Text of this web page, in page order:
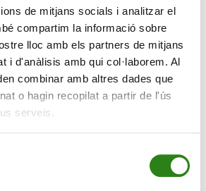
de mitjans socials i analitzar el
compartim la informació sobre
lloc amb els partners de mitjans
i d'anàlisis amb qui col·laborem. Al
combinar amb altres dades que
o hagin recopilat a partir de l'ús
serveis.
del govern del G4)
d’Interès (ETTI). L’expectativa de
part del BCE, sumada a unes